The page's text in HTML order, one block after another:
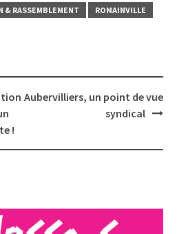
& RASSEMBLEMENT ROMAINVILLE
!
Aubervilliers, un point de vue
syndical